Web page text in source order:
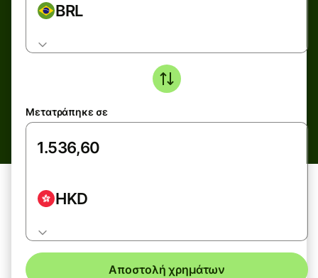
BRL
Μετατράπηκε σε
HKD
Αποστολή χρημάτων